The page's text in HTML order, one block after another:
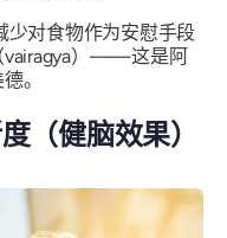
少对食物作为安慰手段
vairagya）——这是阿
。
（健脑效果）